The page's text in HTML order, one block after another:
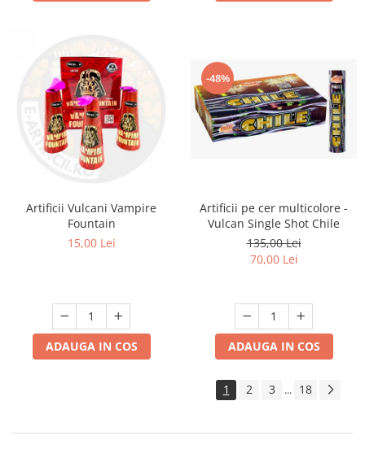
Artificii Vulcani Vampire
Fountain
15,00 Lei
ADAUGA IN COS
-48%
Artificii pe cer multicolore -
Vulcan Single Shot Chile
135,00 Lei
70,00 Lei
ADAUGA IN COS
1 2 3 ... 18